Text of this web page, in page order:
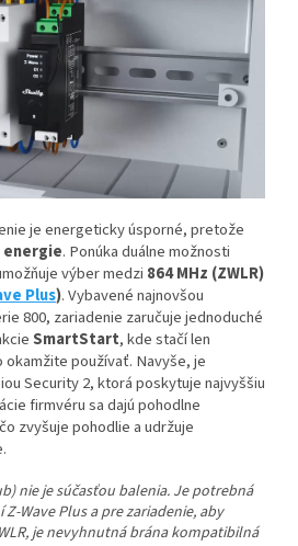
je energeticky úsporné, pretože
energie. Ponúka duálne možnosti
výber medzi 864 MHz (ZWLR)
Plus). Vybavené najnovšou
800, zariadenie zaručuje jednoduché
SmartStart, kde stačí len
používať. Navyše, je
Security 2, ktorá poskytuje najvyššiu
firmvéru sa dajú pohodlne
zvyšuje pohodlie a udržuje
nie je súčasťou balenia. Je potrebná
Wave Plus a pre zariadenie, aby
je nevyhnutná brána kompatibilná